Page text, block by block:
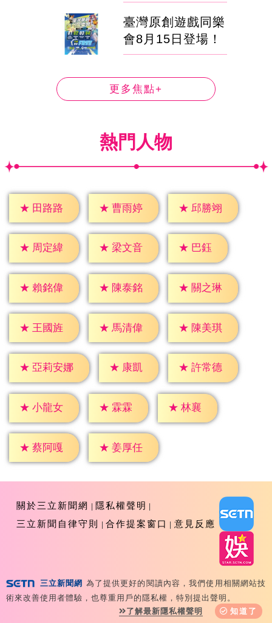
臺灣原創遊戲同樂
會8月15日登場！
更多焦點+
熱門人物
★ 田路路 ★ 曹雨婷 ★ 邱勝翊
★ 周定緯 ★ 梁文音 ★ 巴鈺
★ 賴銘偉 ★ 陳泰銘 ★ 關之琳
★ 王國旌 ★ 馬清偉 ★ 陳美琪
★ 亞莉安娜 ★ 康凱 ★ 許常德
★ 小龍女 ★ 霖霖 ★ 林襄
★ 蔡阿嘎 ★ 姜厚任
關於三立新聞網
隱私權聲明
三立新聞自律守則
合作提案窗口 意見反應
Copyright ©2026 Sanlih E-Television All Rights
Reserved 版權所有 盜用必究 台北市內湖區舊宗路一段159
號 02-8792-8888
三立新聞網 為了提供更好的閱讀內容，我們使用相關網站技
術來改善使用者體驗，也尊重用戶的隱私權，特別提出聲明。
了解最新隱私權聲明
知道了